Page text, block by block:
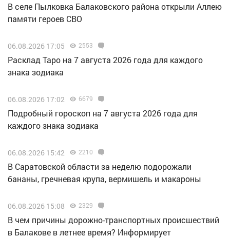
В селе Пылковка Балаковского района открыли Аллею
памяти героев СВО
06.08.2026 17:05 2553
Расклад Таро на 7 августа 2026 года для каждого
знака зодиака
06.08.2026 17:02 6679
Подробный гороскоп на 7 августа 2026 года для
каждого знака зодиака
06.08.2026 15:42 2210
В Саратовской области за неделю подорожали
бананы, гречневая крупа, вермишель и макароны
06.08.2026 15:08 2329
В чем причины дорожно-транспортных происшествий
в Балакове в летнее время? Информирует